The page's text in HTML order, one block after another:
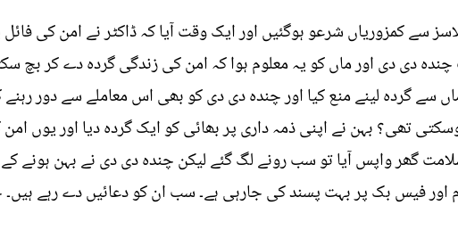
سے کمزوریاں شرعو ہوگئیں اور ایک وقت آیا کہ ڈاکٹر نے امن کی فائل
گا۔ جب چندہ دی دی اور ماں کو یہ معلوم ہوا کہ امن کی زندگی گردہ دے کر
سے گردہ لینے منع کیا اور چندہ دی دی کو بھی اس معاملے سے دور رہنے
گھر واپس آیا تو سب رونے لگ گئے لیکن چندہ دی دی نے بہن ہونے
اور فیس بک پر بہت پسند کی جارہی ہے۔ سب ان کو دعائیں دے رہے